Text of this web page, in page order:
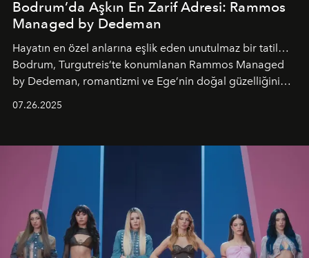
Bodrum’da Aşkın En Zarif Adresi: Rammos
Managed by Dedeman
Hayatın en özel anlarına eşlik eden unutulmaz bir tatil…
Bodrum, Turgutreis’te konumlanan Rammos Managed
by Dedeman, romantizmi ve Ege’nin doğal güzelliğini
07.26.2025